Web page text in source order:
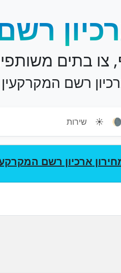
בתים
רשם
🌘
☀️ שירות
ארכיון רשם